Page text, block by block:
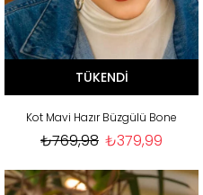
TÜKENDI
Kot Mavi Hazır Büzgülü Bone
₺379,99
₺769,98